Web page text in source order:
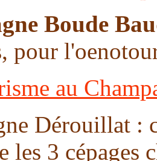
Boude
pour
au
Dérouillat :
les 3 cépages